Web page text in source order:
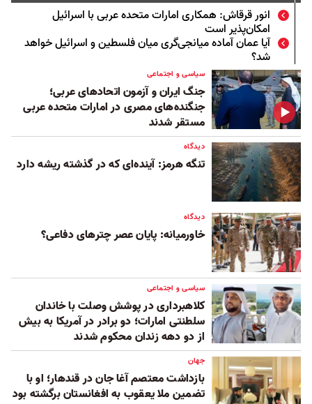
انور قرقاش: همکاری امارات متحده عربی با اسرائیل
امکان‌پذیر است
آیا عمان آماده میانجی‌گری میان فلسطین و اسرائيل خواهد
شد؟
سیاسی و اجتماعی
جنگ ایران و آزمون اتحادهای عربی؛
جنگنده‌های مصری در امارات متحده عربی
مستقر شدند
دیدگاه
تنگه هرمز: آینده‌ای که در گذشته ریشه دارد
دیدگاه
خاورمیانه: پایان عصر چترهای دفاعی؟
سیاسی و اجتماعی
کلاهبرداری در پوشش وصلت با خاندان
سلطنتی امارات؛ دو برادر در آمریکا به بیش
از دو دهه زندان محکوم شدند
جهان
بازداشت معتصم آغا جان در قندهار؛ او با
تضمین ملا یعقوب به افغانستان برگشته بود